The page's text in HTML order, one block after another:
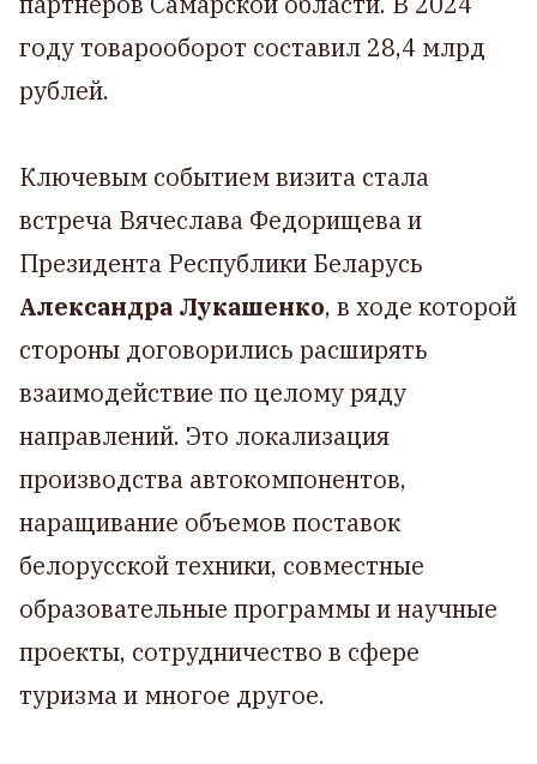
году товарооборот составил 28,4 млрд
рублей.
Ключевым событием визита стала
встреча Вячеслава Федорищева и
Президента Республики Беларусь
Александра Лукашенко, в ходе которой
стороны договорились расширять
взаимодействие по целому ряду
направлений. Это локализация
производства автокомпонентов,
наращивание объемов поставок
белорусской техники, совместные
образовательные программы и научные
проекты, сотрудничество в сфере
туризма и многое другое.